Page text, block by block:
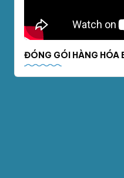
ĐÓNG GÓI HÀNG HÓA